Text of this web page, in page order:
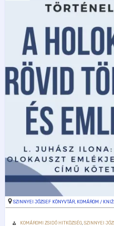
SZINNYEI JÓZSEF KÖNYVTÁR, KOMÁROM /
KOMÁROMI ZSIDÓ HITKÖZSÉG SZINNYEI